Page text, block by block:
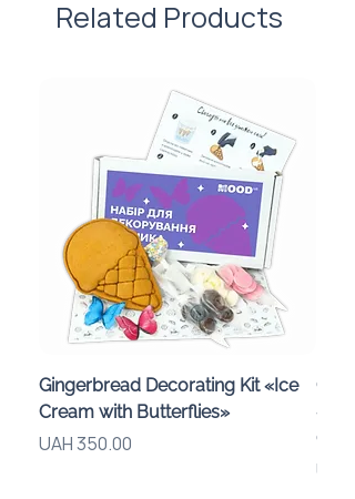
Related Products
Gingerbread Decorating Kit «Ice
Cream with Butterflies»
Price
UAH 350.00
Gift
Price
UAH